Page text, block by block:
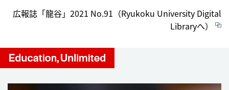
広報誌「龍谷」2021 No.91（Ryukoku University Digital
Libraryへ）